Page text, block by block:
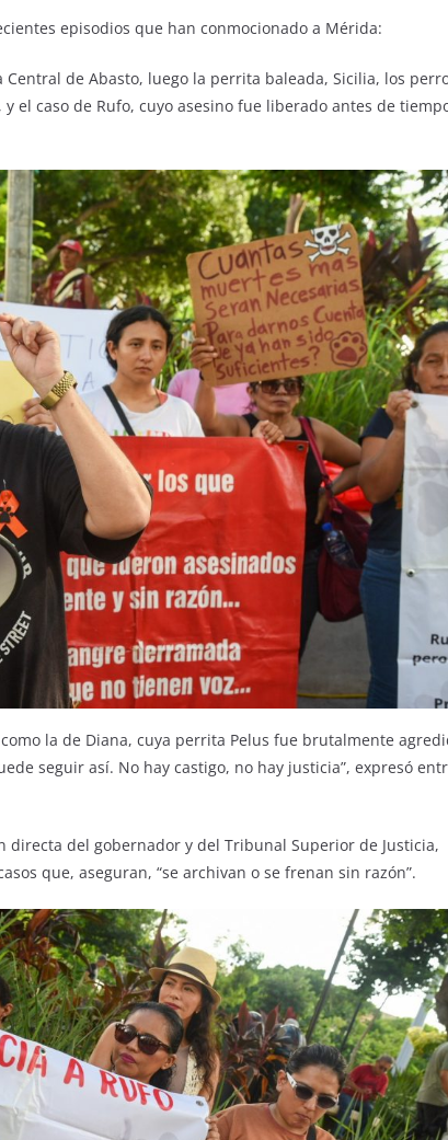
episodios que han conmocionado a Mérida:
de Abasto, luego la perrita baleada, Sicilia, los
el caso de Rufo, cuyo asesino fue liberado antes de
la de Diana, cuya perrita Pelus fue brutalmente
seguir así. No hay castigo, no hay justicia”, expresó
directa del gobernador y del Tribunal Superior de Justicia,
que, aseguran, “se archivan o se frenan sin razón”.